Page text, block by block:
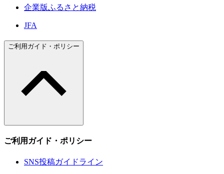
企業版ふるさと納税
JFA
ご利用ガイド・ポリシー
ご利用ガイド・ポリシー
SNS投稿ガイドライン